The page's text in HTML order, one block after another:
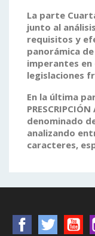
La parte
junto al
requisitos y
panorámica
imperantes en
legislaciones
En la última
denominado
analizando
caracteres,
FacebookTwitter